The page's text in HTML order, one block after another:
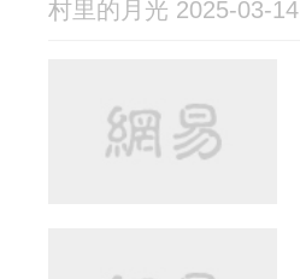
村里的月光 2025-03-14